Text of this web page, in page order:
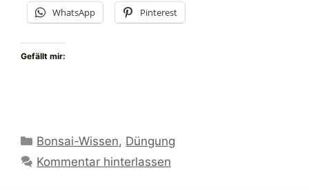
WhatsApp Pinterest
Gefällt mir:
Kategorien
Bonsai-Wissen, Düngung
Kommentar hinterlassen